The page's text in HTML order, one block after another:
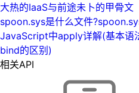
大热的IaaS与前途未卜的甲骨文
spoon.sys是什么文件
JavaScript中apply详解(基本语
bind的区别)
相关API